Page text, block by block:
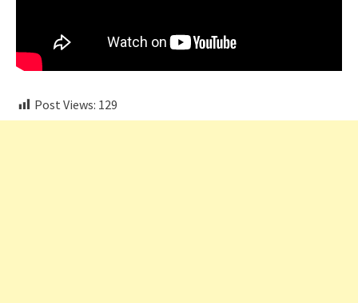
Post Views: 129